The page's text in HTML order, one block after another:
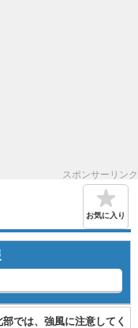
スポンサーリンク
お気に入り
では、強風に注意してく